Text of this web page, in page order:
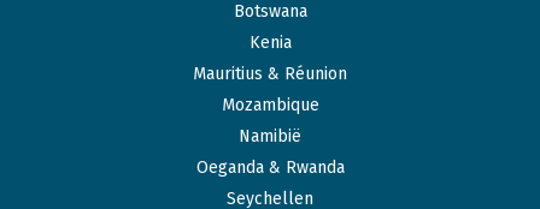
Botswana
Kenia
Mauritius & Réunion
Mozambique
Namibië
Oeganda & Rwanda
Seychellen